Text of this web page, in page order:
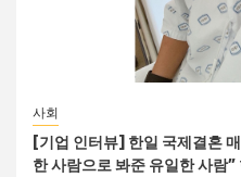
사회
[기업 인터뷰] 한일 국제결혼
한 사람으로 봐준 유일한 사람”